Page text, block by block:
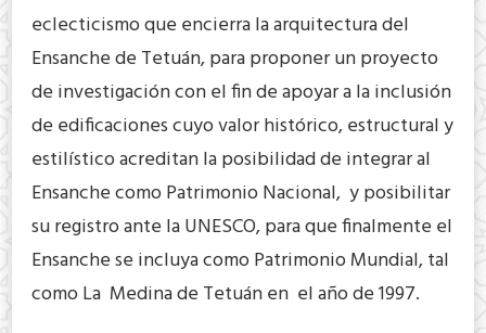
eclecticismo que encierra la arquitectura del
Ensanche de Tetuán, para proponer un proyecto
de investigación con el fin de apoyar a la inclusión
de edificaciones cuyo valor histórico, estructural y
estilístico acreditan la posibilidad de integrar al
Ensanche como Patrimonio Nacional, y posibilitar
su registro ante la UNESCO, para que finalmente el
Ensanche se incluya como Patrimonio Mundial, tal
como La Medina de Tetuán en el año de 1997.